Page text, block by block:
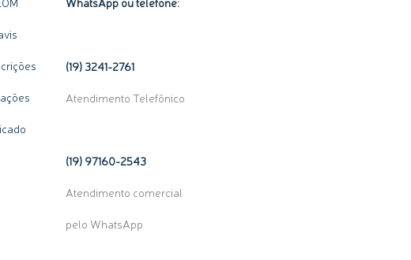
(19) 3241-2761
Atendimento Telefônico
(19) 97160-2543
Atendimento comercial
pelo WhatsApp